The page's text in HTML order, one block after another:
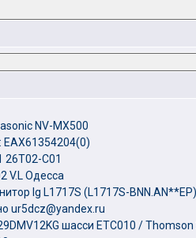
NV-MX500
EAX61354204(0)
26T02-C01
V.L Одесса
lg L1717S (L1717S-BNN.AN**EP)
ur5dcz@yandex.ru
шасси ETC010 / Thomson